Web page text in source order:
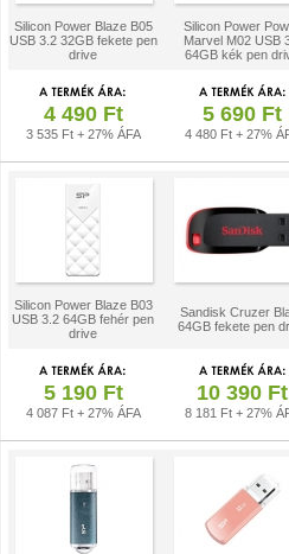
Silicon Power Blaze B05
USB 3.2 32GB fekete pen
drive
Silicon Power
Marvel M02 USB
64GB kék pen
4 490 Ft
3 535 Ft + 27% ÁFA
5 690 Ft
4 480 Ft + 27%
Silicon Power Blaze B03
USB 3.2 64GB fehér pen
drive
Sandisk Cruzer
64GB fekete pen
5 190 Ft
4 087 Ft + 27% ÁFA
10 390 Ft
8 181 Ft + 27%